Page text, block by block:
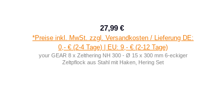
Verkaufspreis:
27,99 €
*Preise inkl. MwSt. zzgl. Versandkosten / Lieferung DE:
0,- € (2-4 Tage) | EU: 9,- € (2-12 Tage)
your GEAR 8 x Zelthering NH 300 - Ø 15 x 300 mm 6-eckiger
Zeltpflock aus Stahl mit Haken, Hering Set